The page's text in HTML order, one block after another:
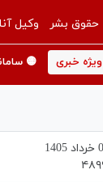
حقوق بشر وکیل
خبری 🟡